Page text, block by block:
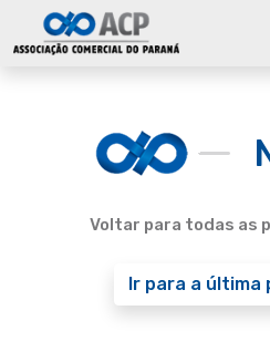
Voltar para todas as
Ir para a última